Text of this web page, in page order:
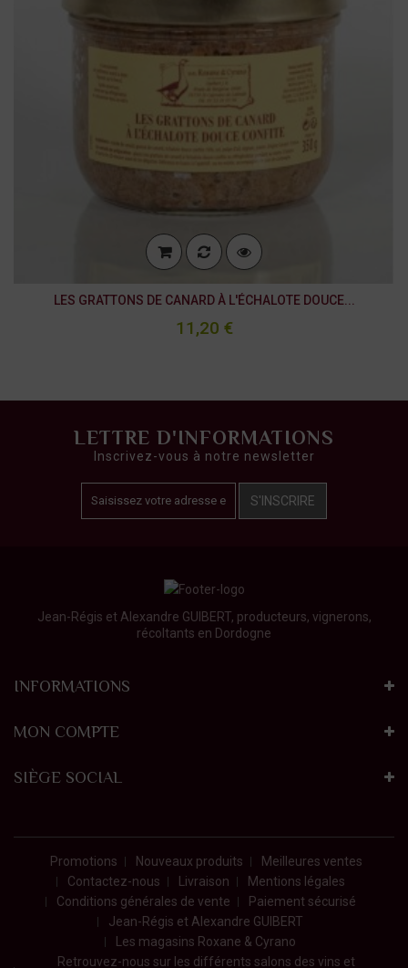
LES GRATTONS DE CANARD À L'ÉCHALOTE DOUCE...
11,20 €
LETTRE D'INFORMATIONS
Inscrivez-vous à notre newsletter
S'INSCRIRE
Jean-Régis et Alexandre GUIBERT, producteurs, vignerons,
récoltants en Dordogne
INFORMATIONS
MON COMPTE
SIÈGE SOCIAL
Promotions Nouveaux produits
Meilleures ventes
Contactez-nous
Livraison
Mentions légales
Conditions générales de vente
Paiement sécurisé
Jean-Régis et Alexandre GUIBERT
Les magasins Roxane & Cyrano
Retrouvez-nous sur les différents salons des vins et